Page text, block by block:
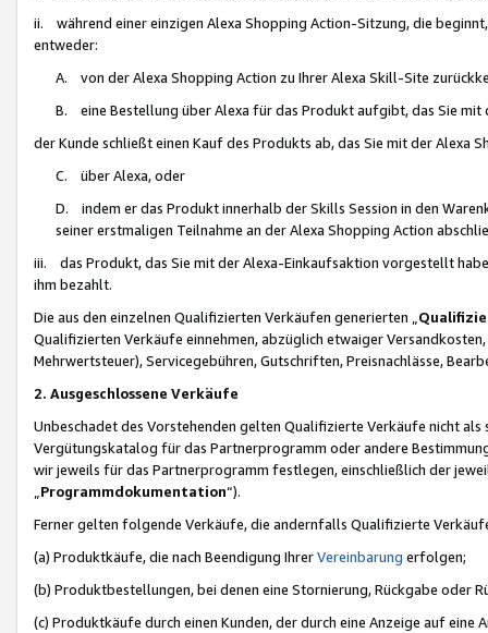
ii. während einer einzigen Alexa Shopping Action-Sitzung, die
entweder:
A. von der Alexa Shopping Action zu Ihrer Alexa Skill-Site
B. eine Bestellung über Alexa für das Produkt aufgibt, das Sie mit
der Kunde schließt einen Kauf des Produkts ab, das Sie mit der Alexa
C. über Alexa, oder
D. indem er das Produkt innerhalb der Skills Session in den
seiner erstmaligen Teilnahme an der Alexa Shopping Action
iii. das Produkt, das Sie mit der Alexa-Einkaufsaktion vorgestellt
ihm bezahlt.
Die aus den einzelnen Qualifizierten Verkäufen generierten „
Qualifizierten Verkäufe einnehmen, abzüglich etwaiger
Mehrwertsteuer), Servicegebühren, Gutschriften, Preisnachlässe,
2. Ausgeschlossene Verkäufe
Unbeschadet des Vorstehenden gelten Qualifizierte Verkäufe nicht
Vergütungskatalog für das Partnerprogramm oder andere
wir jeweils für das Partnerprogramm festlegen, einschließlich der
Programmdokumentation“).
Ferner gelten folgende Verkäufe, die andernfalls Qualifizierte
(a) Produktkäufe, die nach Beendigung IhrerVereinbarung erfolgen;
(b) Produktbestellungen, bei denen eine Stornierung, Rückgabe oder
(c) Produktkäufe durch einen Kunden, der durch eine Anzeige auf